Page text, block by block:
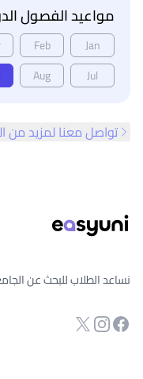
مواعيد الفصول
Jan
Feb
Jul
Aug
تواصل معنا لمزيد من
نساعد الطلاب للبحث عن
صفحة الفيسبوك
انستجرام
Twitter